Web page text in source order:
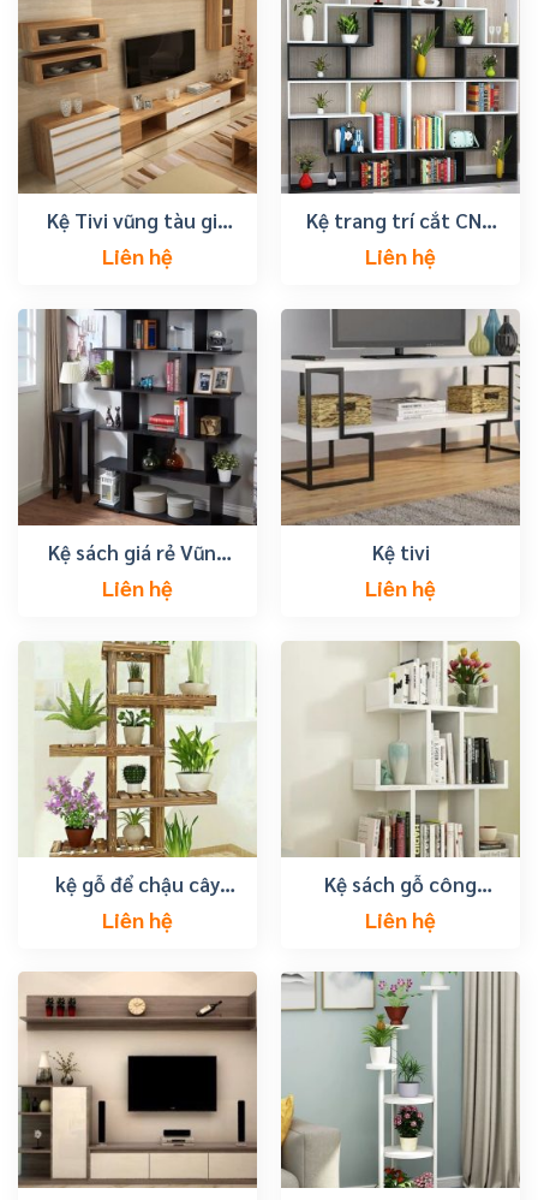
Kệ Tivi vũng tàu giá
rẻ
Liên hệ
Kệ trang trí cắt CNC
lớn
Liên hệ
Kệ sách giá rẻ Vũng
Tàu
Liên hệ
Kệ tivi
Liên hệ
kệ gỗ để chậu cây
cảnh
Liên hệ
Kệ sách gỗ công
nghiệp giá rẻ
Liên hệ